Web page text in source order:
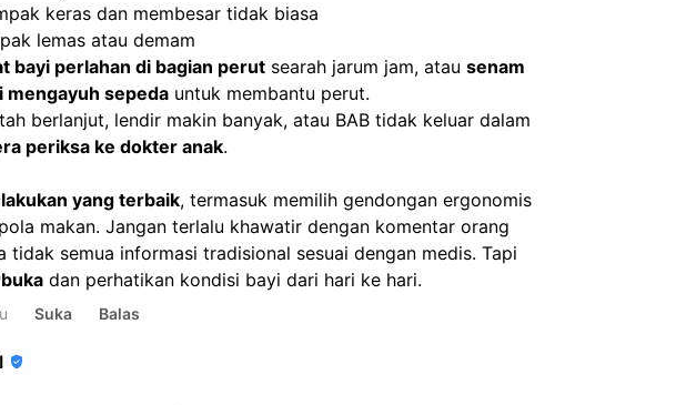
keras dan membesar tidak biasa
lemas atau demam
bayi perlahan di bagian perut searah jarum jam, atau senam
mengayuh sepeda untuk membantu perut.
berlanjut, lendir makin banyak, atau BAB tidak keluar dalam
periksa ke dokter anak.
yang terbaik, termasuk memilih gendongan ergonomis
makan. Jangan terlalu khawatir dengan komentar orang
dan perhatikan kondisi bayi dari hari ke hari.
Suka Balas